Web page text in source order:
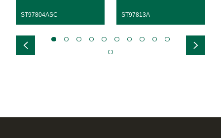
ST97804ASC ST97813A